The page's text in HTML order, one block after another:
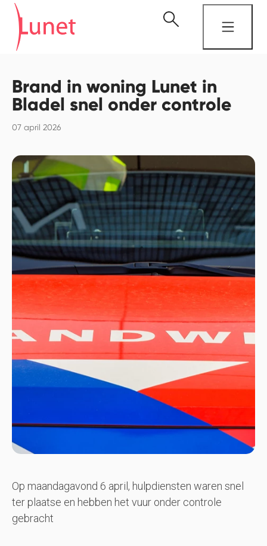
Brand in woning Lunet in
Bladel snel onder controle
07 april 2026
Op maandagavond 6 april, hulpdiensten waren snel
ter plaatse en hebben het vuur onder controle
gebracht